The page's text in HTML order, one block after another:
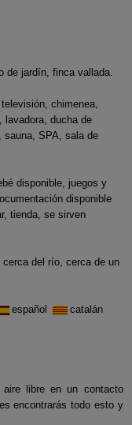
de jardín, finca vallada.
chimenea,
lavadora, ducha de
sauna, SPA, sala de
disponible, juegos y
disponible
tienda, se sirven
del río, cerca de un
español
catalán
libre en un contacto
encontrarás todo esto y